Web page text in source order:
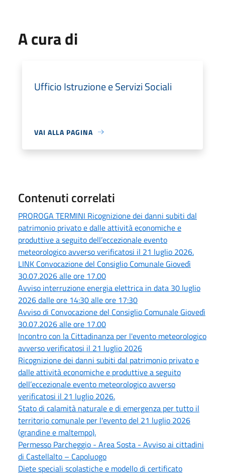
A cura di
Ufficio Istruzione e Servizi Sociali
VAI ALLA PAGINA
Contenuti correlati
PROROGA TERMINI Ricognizione dei danni subiti dal
patrimonio privato e dalle attività economiche e
produttive a seguito dell’eccezionale evento
meteorologico avverso verificatosi il 21 luglio 2026.
LINK Convocazione del Consiglio Comunale Giovedì
30.07.2026 alle ore 17.00
Avviso interruzione energia elettrica in data 30 luglio
2026 dalle ore 14:30 alle ore 17:30
Avviso di Convocazione del Consiglio Comunale Giovedì
30.07.2026 alle ore 17.00
Incontro con la Cittadinanza per l'evento meteorologico
avverso verificatosi il 21 luglio 2026
Ricognizione dei danni subiti dal patrimonio privato e
dalle attività economiche e produttive a seguito
dell’eccezionale evento meteorologico avverso
verificatosi il 21 luglio 2026.
Stato di calamità naturale e di emergenza per tutto il
territorio comunale per l'evento del 21 luglio 2026
(grandine e maltempo).
Permesso Parcheggio - Area Sosta - Avviso ai cittadini
di Castellalto – Capoluogo
Diete speciali scolastiche e modello di certificato